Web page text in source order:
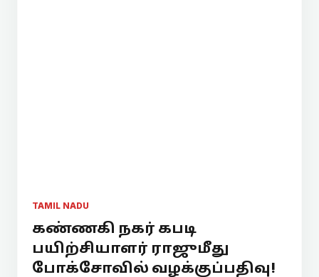
TAMIL NADU
கண்ணகி நகர் கபடி
பயிற்சியாளர் ராஜுமீது
போக்சோவில் வழக்குப்பதிவு!